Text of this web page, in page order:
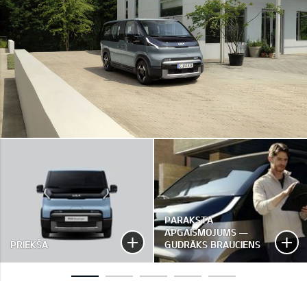
PRIEKŠA
PARAKSTA
APGAISMOJUMS —
GUDRĀKS BRAUCIENS